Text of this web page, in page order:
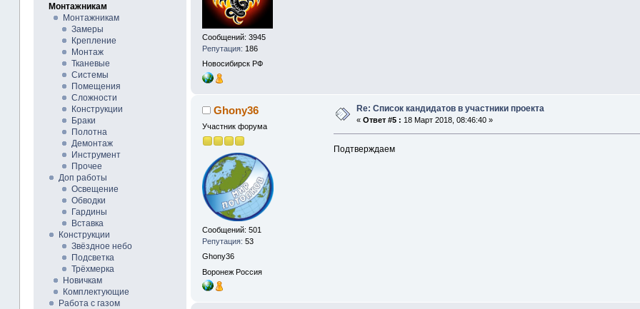
Монтажникам
Монтажникам
Замеры
Крепление
Монтаж
Тканевые
Системы
Помещения
Сложности
Конструкции
Браки
Полотна
Демонтаж
Инструмент
Прочее
Доп работы
Освещение
Обводки
Гардины
Вставка
Конструкции
Звёздное небо
Подсветка
Трёхмерка
Новичкам
Комплектующие
Работа с газом
Сообщений: 3945
Репутация: 186
Новосибирск РФ
Ghony36
Участник форума
Сообщений: 501
Репутация: 53
Ghony36
Воронеж Россия
Re: Список кандидатов в участники проекта
« Ответ #5 : 18 Март 2018, 08:46:40 »
Подтверждаем